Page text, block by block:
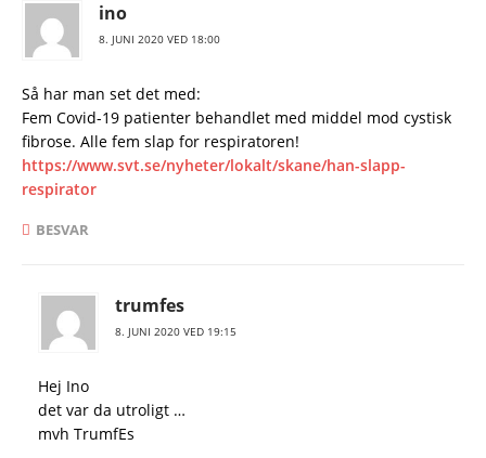
ino
8. JUNI 2020 VED 18:00
Så har man set det med:
Fem Covid-19 patienter behandlet med middel mod cystisk
fibrose. Alle fem slap for respiratoren!
https://www.svt.se/nyheter/lokalt/skane/han-slapp-
respirator
BESVAR
trumfes
8. JUNI 2020 VED 19:15
Hej Ino
det var da utroligt …
mvh TrumfEs